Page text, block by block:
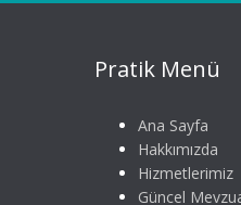
Pratik Menü
Ana Sayfa
Hakkımızda
Hizmetlerimiz
Güncel